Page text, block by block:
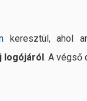
keresztül, ahol
logójáról. A végső